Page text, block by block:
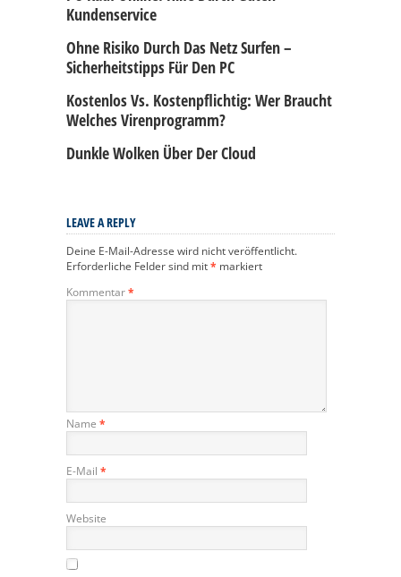
Kundenservice
Ohne Risiko Durch Das Netz Surfen –
Sicherheitstipps Für Den PC
Kostenlos Vs. Kostenpflichtig: Wer Braucht
Welches Virenprogramm?
Dunkle Wolken Über Der Cloud
LEAVE A REPLY
Deine E-Mail-Adresse wird nicht veröffentlicht.
Erforderliche Felder sind mit* markiert
Kommentar*
Name *
E-Mail *
Website